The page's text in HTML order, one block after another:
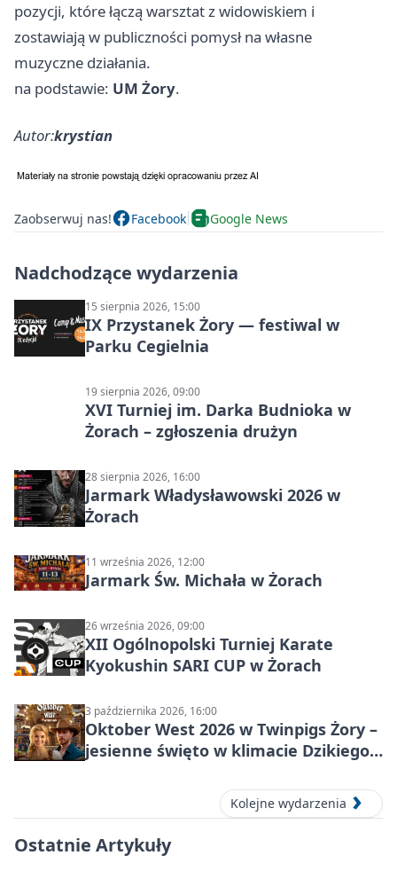
pozycji, które łączą warsztat z widowiskiem i
zostawiają w publiczności pomysł na własne
muzyczne działania.
na podstawie: UM Żory.
Autor:krystian
Zaobserwuj nas! Facebook Google News
Nadchodzące wydarzenia
15 sierpnia 2026, 15:00
IX Przystanek Żory — festiwal w
Parku Cegielnia
19 sierpnia 2026, 09:00
XVI Turniej im. Darka Budnioka w
Żorach – zgłoszenia drużyn
28 sierpnia 2026, 16:00
Jarmark Władysławowski 2026 w
Żorach
11 września 2026, 12:00
Jarmark Św. Michała w Żorach
26 września 2026, 09:00
XII Ogólnopolski Turniej Karate
Kyokushin SARI CUP w Żorach
3 października 2026, 16:00
Oktober West 2026 w Twinpigs Żory –
jesienne święto w klimacie Dzikiego
Kolejne wydarzenia
Ostatnie Artykuły